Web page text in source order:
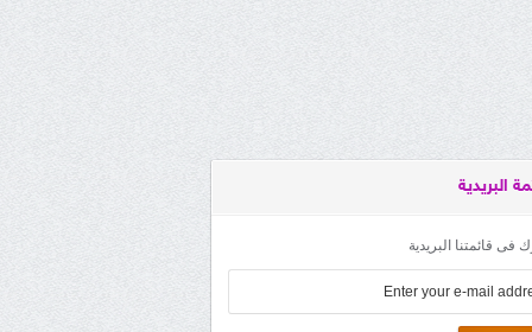
البريدية
فى قائمتنا البريدية